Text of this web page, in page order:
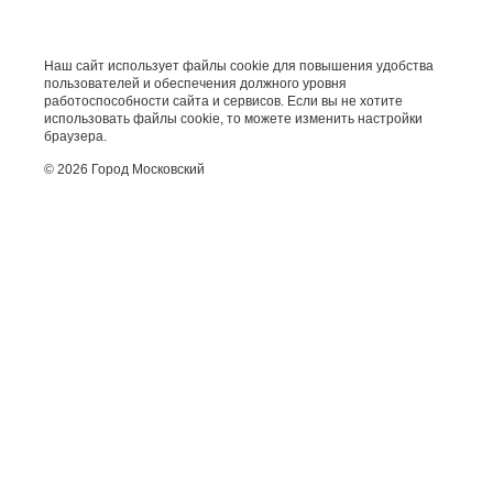
Наш сайт использует файлы cookie для повышения удобства
пользователей и обеспечения должного уровня
работоспособности сайта и сервисов. Если вы не хотите
использовать файлы cookie, то можете изменить настройки
браузера.
© 2026 Город Московский